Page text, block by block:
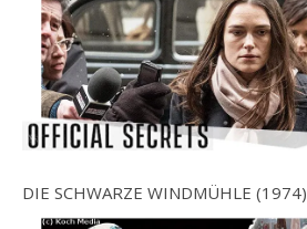
DIE SCHWARZE WINDMÜHLE (1974)